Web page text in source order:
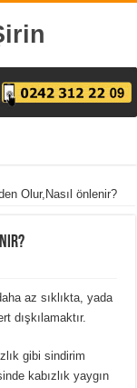
Olur,Nasıl önlenir?
az sıklıkta, yada
dışkılamaktır.
gibi sindirim
kabızlık yaygın